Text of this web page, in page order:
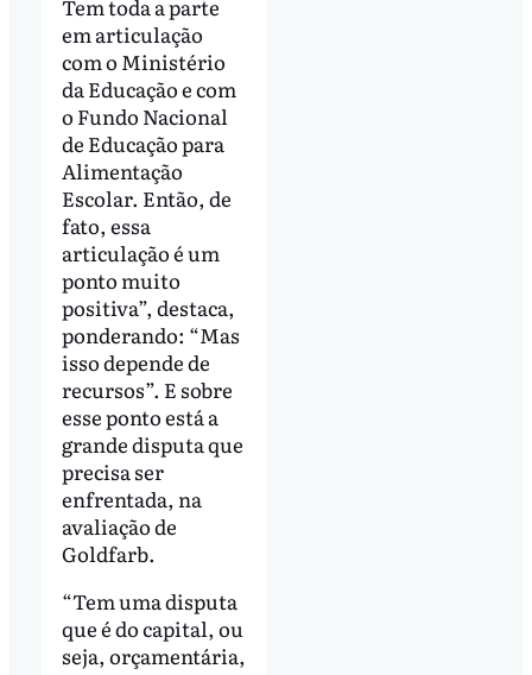
Tem toda a parte
em articulação
com o Ministério
da Educação e com
o Fundo Nacional
de Educação para
Alimentação
Escolar. Então, de
fato, essa
articulação é um
ponto muito
positiva”, destaca,
ponderando: “Mas
isso depende de
recursos”. E sobre
esse ponto está a
grande disputa que
precisa ser
enfrentada, na
avaliação de
Goldfarb.
“Tem uma disputa
que é do capital, ou
seja, orçamentária,